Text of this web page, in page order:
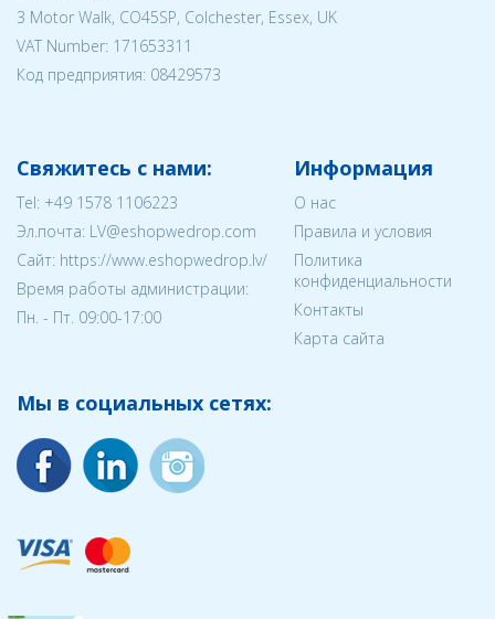
3 Motor Walk, CO45SP, Colchester, Essex, UK
VAT Number: 171653311
Код предприятия: 08429573
Свяжитесь с нами:
Tel: +49 1578 1106223
Эл.почта: LV@eshopwedrop.com
Cайт: https://www.eshopwedrop.lv/
Время работы администрации:
Пн. - Пт. 09:00-17:00
Информация
О нас
Правила и условия
Политика
конфиденциальности
Контакты
Карта сайта
Мы в социальных сетях: